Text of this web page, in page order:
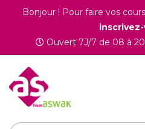
Bonjour ! Pour faire vos
Ouvert 7J/7 de 08 à